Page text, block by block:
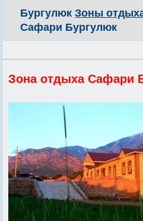
Бургулюк Зоны
Сафари Бургулюк
Зона отдыха Сафари